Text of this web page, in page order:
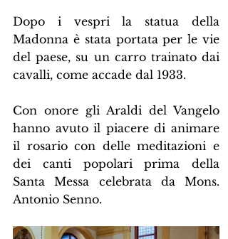
Dopo i vespri la statua della
Madonna è stata portata per le vie
del paese, su un carro trainato dai
cavalli, come accade dal 1933.
Con onore gli Araldi del Vangelo
hanno avuto il piacere di animare
il rosario con delle meditazioni e
dei canti popolari prima della
Santa Messa celebrata da Mons.
Antonio Senno.